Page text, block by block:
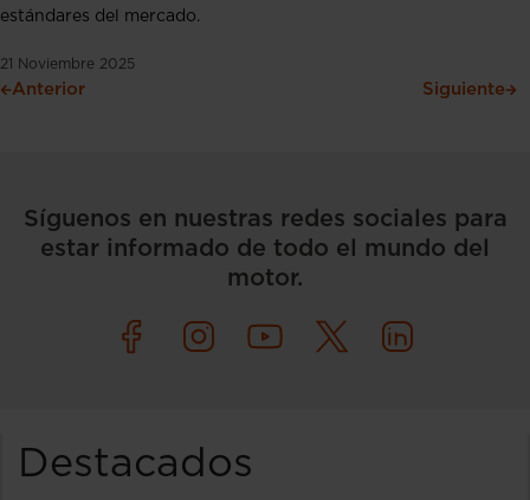
estándares del mercado.
21 Noviembre 2025
Anterior Siguiente
Síguenos en nuestras redes sociales para
estar informado de todo el mundo del
motor.
Destacados